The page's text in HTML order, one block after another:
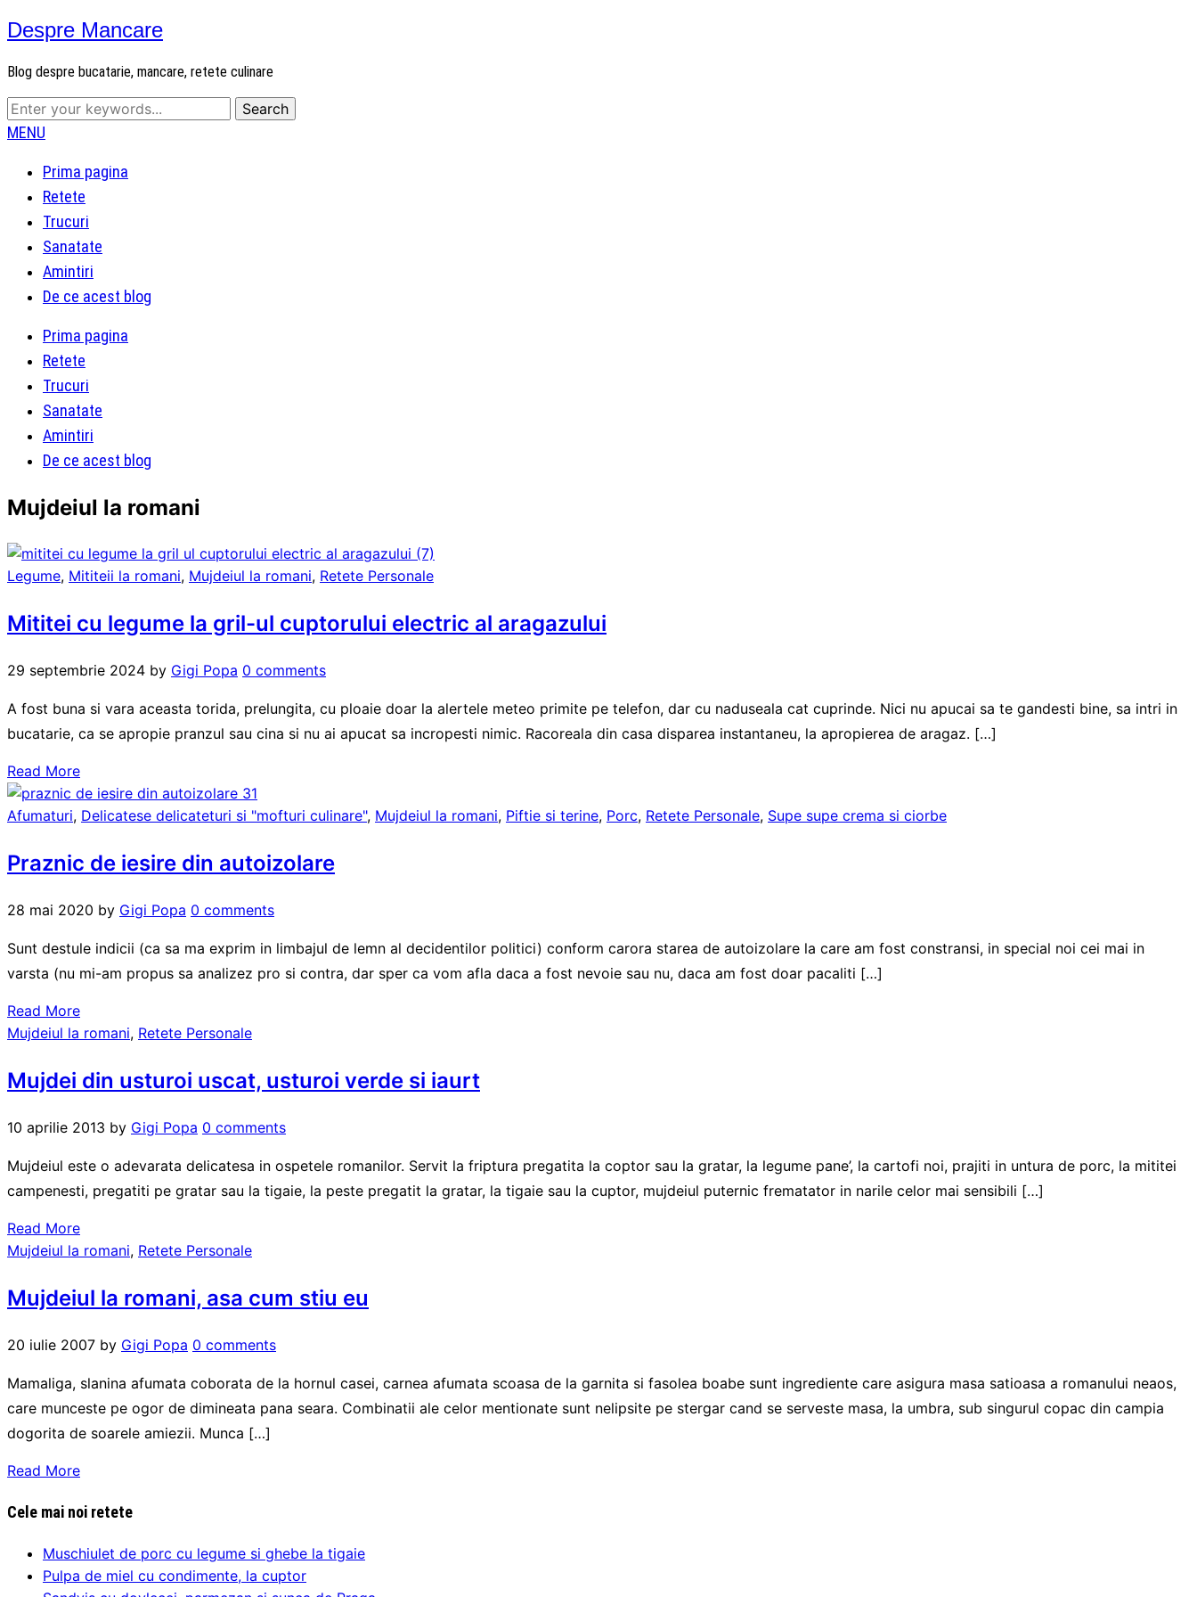
Despre Mancare
Blog despre bucatarie, mancare, retete culinare
MENU
Prima pagina
Retete
Trucuri
Sanatate
Amintiri
De ce acest blog
Prima pagina
Retete
Trucuri
Sanatate
Amintiri
De ce acest blog
Mujdeiul la romani
Legume, Mititeii la romani, Mujdeiul la romani, Retete Personale
Mititei cu legume la gril-ul cuptorului electric al aragazului
29 septembrie 2024 by Gigi Popa 0 comments
A fost buna si vara aceasta torida, prelungita, cu ploaie doar la alertele meteo primite pe telefon, dar cu naduseala cat cuprinde. Nici nu apucai sa te gandesti bine, sa intri in
bucatarie, ca se apropie pranzul sau cina si nu ai apucat sa incropesti nimic. Racoreala din casa disparea instantaneu, la apropierea de aragaz. […]
Read More
Afumaturi, Delicatese delicateturi si "mofturi culinare", Mujdeiul la romani, Piftie si terine, Porc, Retete Personale, Supe supe crema si ciorbe
Praznic de iesire din autoizolare
28 mai 2020 by Gigi Popa 0 comments
Sunt destule indicii (ca sa ma exprim in limbajul de lemn al decidentilor politici) conform carora starea de autoizolare la care am fost constransi, in special noi cei mai in
varsta (nu mi-am propus sa analizez pro si contra, dar sper ca vom afla daca a fost nevoie sau nu, daca am fost doar pacaliti […]
Read More
Mujdeiul la romani, Retete Personale
Mujdei din usturoi uscat, usturoi verde si iaurt
10 aprilie 2013 by Gigi Popa 0 comments
Mujdeiul este o adevarata delicatesa in ospetele romanilor. Servit la friptura pregatita la coptor sau la gratar, la legume pane’, la cartofi noi, prajiti in untura de porc, la mititei
campenesti, pregatiti pe gratar sau la tigaie, la peste pregatit la gratar, la tigaie sau la cuptor, mujdeiul puternic frematator in narile celor mai sensibili […]
Read More
Mujdeiul la romani, Retete Personale
Mujdeiul la romani, asa cum stiu eu
20 iulie 2007 by Gigi Popa 0 comments
Mamaliga, slanina afumata coborata de la hornul casei, carnea afumata scoasa de la garnita si fasolea boabe sunt ingrediente care asigura masa satioasa a romanului neaos,
care munceste pe ogor de dimineata pana seara. Combinatii ale celor mentionate sunt nelipsite pe stergar cand se serveste masa, la umbra, sub singurul copac din campia
dogorita de soarele amiezii. Munca […]
Read More
Cele mai noi retete
Muschiulet de porc cu legume si ghebe la tigaie
Pulpa de miel cu condimente, la cuptor